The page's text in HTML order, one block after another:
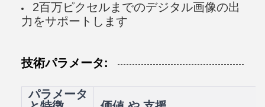
2百万ピクセルまでのデジタル画像の出
力をサポートします
技術パラメータ:
パラメータ